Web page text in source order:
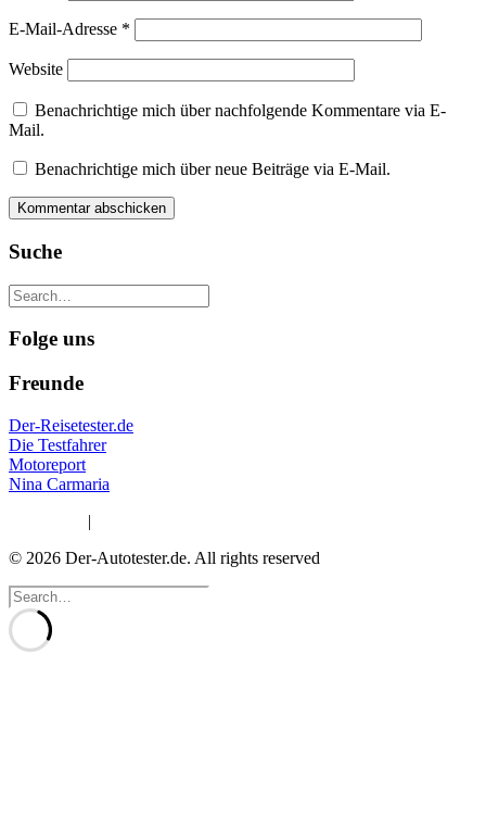
E-Mail-Adresse *
Website
Benachrichtige mich über nachfolgende Kommentare via E-
Mail.
Benachrichtige mich über neue Beiträge via E-Mail.
Suche
Folge uns
Freunde
Der-Reisetester.de
Die Testfahrer
Motoreport
Nina Carmaria
|
© 2026 Der-Autotester.de. All rights reserved